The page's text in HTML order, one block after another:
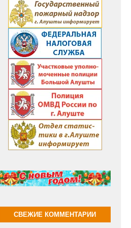
СВЕЖИЕ КОММЕНТАРИИ